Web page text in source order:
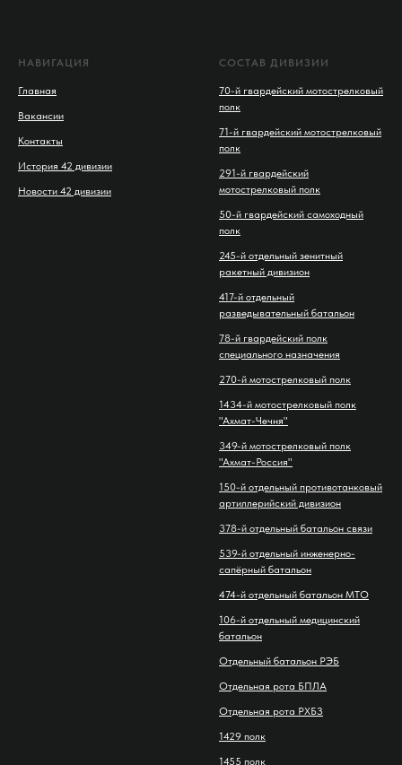
НАВИГАЦИЯ
Главная
Вакансии
Контакты
История 42 дивизии
Новости 42 дивизии
СОСТАВ ДИВИЗИИ
70-й гвардейский мотострелковый
полк
71-й гвардейский мотострелковый
полк
291-й гвардейский
мотострелковый полк
50-й гвардейский самоходный
полк
245-й отдельный зенитный
ракетный дивизион
417-й отдельный
разведывательный батальон
78-й гвардейский полк
специального назначения
270-й мотострелковый полк
1434-й мотострелковый полк
"Ахмат-Чечня"
349-й мотострелковый полк
"Ахмат-Россия"
150-й отдельный противотанковый
артиллерийский дивизион
378-й отдельный батальон связи
539-й отдельный инженерно-
сапёрный батальон
474-й отдельный батальон МТО
106-й отдельный медицинский
батальон
Отдельный батальон РЭБ
Отдельная рота БПЛА
Отдельная рота РХБЗ
1429 полк
1455 полк